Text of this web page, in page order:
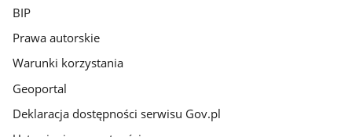
BIP
Prawa autorskie
Warunki korzystania
Geoportal
Deklaracja dostępności serwisu Gov.pl